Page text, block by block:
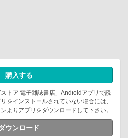
購入する
トア 電子雑誌書店」Androidアプリで読
をインストールされていない場合には、
よりアプリをダウンロードして下さい。
ウンロード